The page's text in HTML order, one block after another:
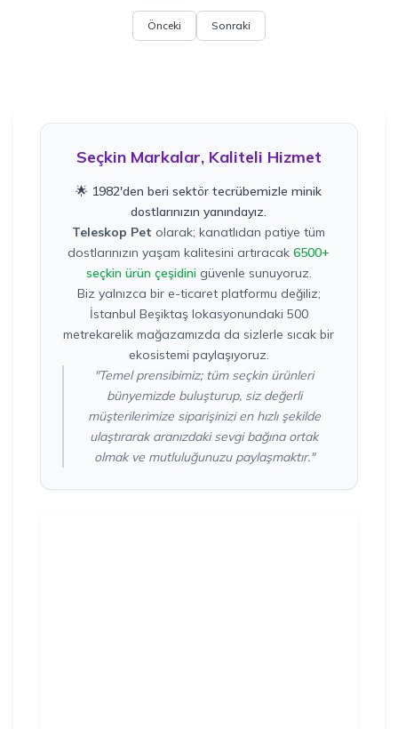
Önceki Sonraki
Seçkin Markalar, Kaliteli Hizmet
🌟 1982'den beri sektör tecrübemizle minik
dostlarınızın yanındayız.
Teleskop Pet olarak; kanatlıdan patiye tüm
dostlarınızın yaşam kalitesini artıracak6500+
seçkin ürün çeşidinigüvenle sunuyoruz.
Biz yalnızca bir e-ticaret platformu değiliz;
İstanbul Beşiktaş lokasyonundaki 500
metrekarelik mağazamızda da sizlerle sıcak bir
ekosistemi paylaşıyoruz.
"Temel prensibimiz; tüm seçkin ürünleri
bünyemizde buluşturup, siz değerli
müşterilerimize siparişinizi en hızlı şekilde
ulaştırarak aranızdaki sevgi bağına ortak
olmak ve mutluluğunuzu paylaşmaktır."